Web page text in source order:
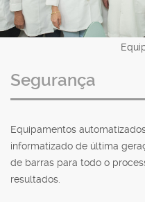
Segurança
Equipamentos
informatizado de última
de barras para todo o
resultados.